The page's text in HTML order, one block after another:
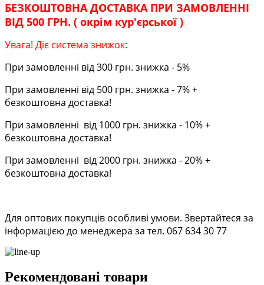
БЕЗКОШТОВНА ДОСТАВКА ПРИ ЗАМОВЛЕННІ
ВІД 500 ГРН. ( окрім кур'єрської )
Увага! Діє система знижок:
При замовленні від 300 грн. знижка - 5%
При замовленні від 500 грн. знижка - 7% +
безкоштовна доставка!
При замовленні від 1000 грн. знижка - 10% +
безкоштовна доставка!
При замовленні від 2000 грн. знижка - 20% +
безкоштовна доставка!
Для оптових покупців особливі умови. Звертайтеся за
інформацією до менеджера за тел. 067 634 30 77
Рекомендовані товари